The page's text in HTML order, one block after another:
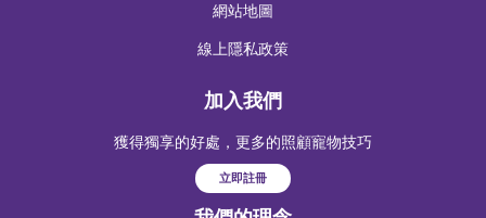
網站地圖
線上隱私政策
加入我們
獲得獨享的好處，更多的照顧寵物技巧
立即註冊